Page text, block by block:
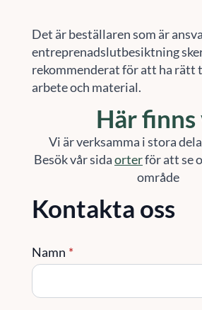
Det är beställaren som är
entreprenadslutbesiktning
rekommenderat för att ha rätt
arbete och material.
Här finns
Vi är verksamma i stora
Besök vår sidaorterför att se
område
Kontakta oss
Namn *